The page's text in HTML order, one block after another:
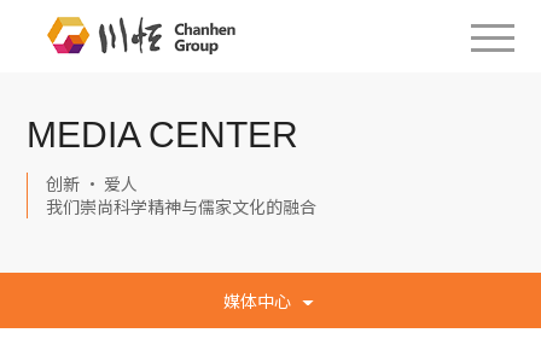
MEDIA CENTER
创新 · 爱人
我们崇尚科学精神与儒家文化的融合
媒体中心